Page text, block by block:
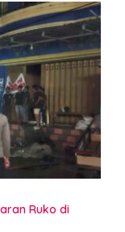
Ruko di